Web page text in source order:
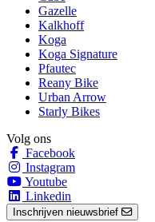
Gazelle
Kalkhoff
Koga
Koga Signature
Pfautec
Reany Bike
Urban Arrow
Starly Bikes
Volg ons
Facebook
Instagram
Youtube
Linkedin
Inschrijven nieuwsbrief